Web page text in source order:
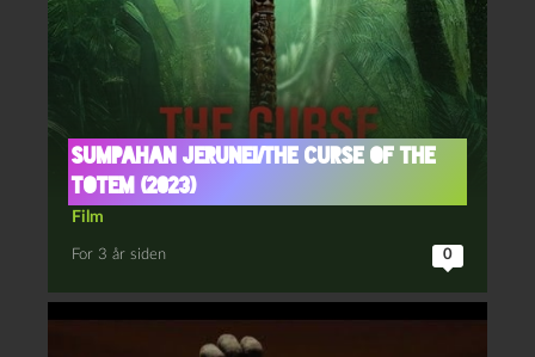
Sumpahan jerunei/The curse of the
totem (2023)
Film
For 3 år siden 0